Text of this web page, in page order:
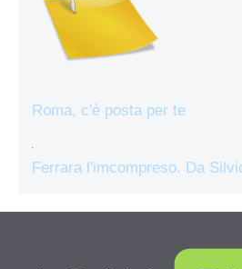
Roma, c'è posta per te
Ferrara l'imcompreso. Da